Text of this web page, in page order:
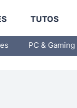
TUTOS
PC & Gaming